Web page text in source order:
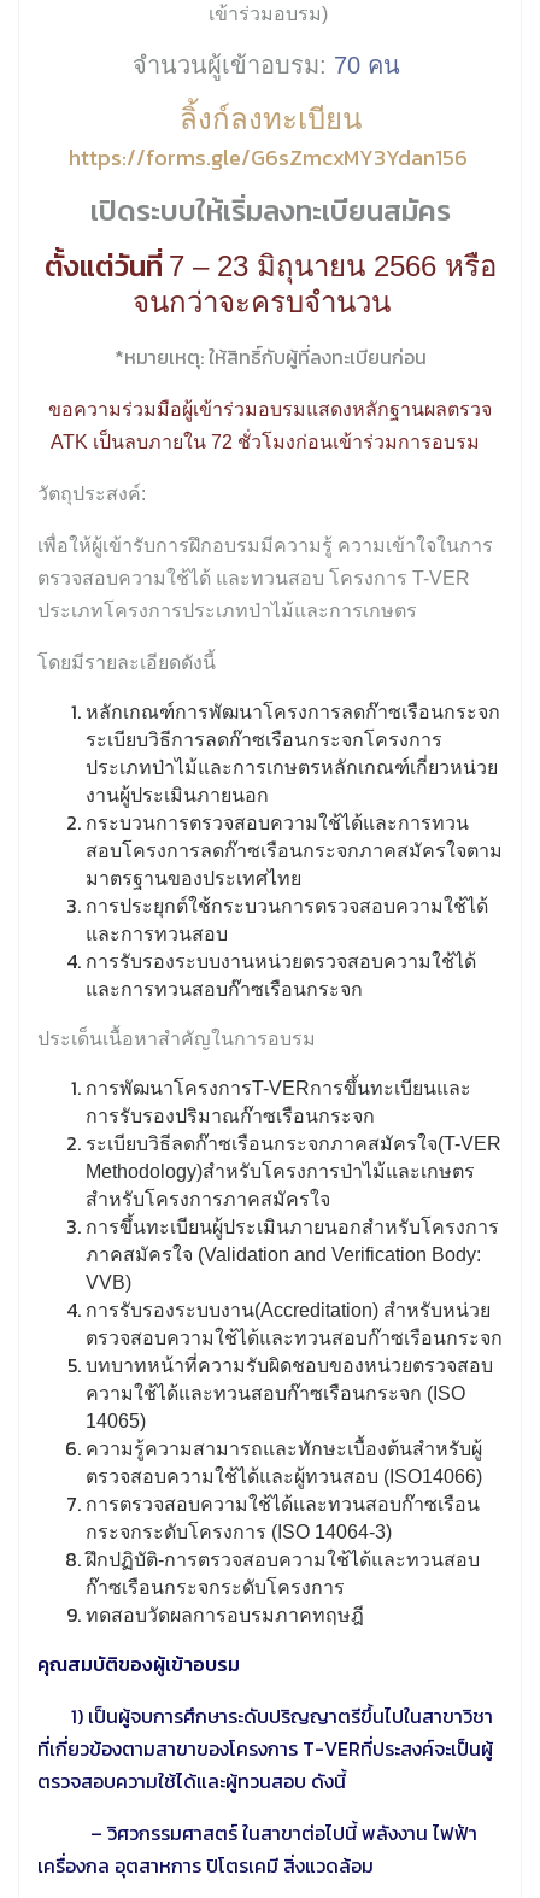
เข้าร่วมอบรม)
จำนวนผู้เข้าอบรม: 70 คน
ลิ้งก์ลงทะเบียน
https://forms.gle/G6sZmcxMY3Ydan156
เปิดระบบให้เริ่มลงทะเบียนสมัคร
ตั้งแต่วันที่ 7 – 23 มิถุนายน 2566 หรือ
จนกว่าจะครบจำนวน
*หมายเหตุ:ให้สิทธิ์กับผู้ที่ลงทะเบียนก่อน
ขอความร่วมมือผู้เข้าร่วมอบรมแสดงหลักฐานผลตรวจ
ATK เป็นลบภายใน 72 ชั่วโมงก่อนเข้าร่วมการอบรม
วัตถุประสงค์:
เพื่อให้ผู้เข้ารับการฝึกอบรมมีความรู้ ความเข้าใจในการ
ตรวจสอบความใช้ได้ และทวนสอบ โครงการ T-VER
ประเภทโครงการประเภทป่าไม้และการเกษตร
โดยมีรายละเอียดดังนี้
หลักเกณฑ์การพัฒนาโครงการลดก๊าซเรือนกระจก
ระเบียบวิธีการลดก๊าซเรือนกระจกโครงการ
ประเภทป่าไม้และการเกษตรหลักเกณฑ์เกี่ยวหน่วย
งานผู้ประเมินภายนอก
กระบวนการตรวจสอบความใช้ได้และการทวน
สอบโครงการลดก๊าซเรือนกระจกภาคสมัครใจตาม
มาตรฐานของประเทศไทย
การประยุกต์ใช้กระบวนการตรวจสอบความใช้ได้
และการทวนสอบ
การรับรองระบบงานหน่วยตรวจสอบความใช้ได้
และการทวนสอบก๊าซเรือนกระจก
ประเด็นเนื้อหาสำคัญในการอบรม
การพัฒนาโครงการT-VERการขึ้นทะเบียนและ
การรับรองปริมาณก๊าซเรือนกระจก
ระเบียบวิธีลดก๊าซเรือนกระจกภาคสมัครใจ(T-VER
Methodology)สำหรับโครงการป่าไม้และเกษตร
สำหรับโครงการภาคสมัครใจ
การขึ้นทะเบียนผู้ประเมินภายนอกสำหรับโครงการ
ภาคสมัครใจ (Validation and Verification Body:
VVB)
การรับรองระบบงาน(Accreditation) สำหรับหน่วย
ตรวจสอบความใช้ได้และทวนสอบก๊าซเรือนกระจก
บทบาทหน้าที่ความรับผิดชอบของหน่วยตรวจสอบ
ความใช้ได้และทวนสอบก๊าซเรือนกระจก (ISO
14065)
ความรู้ความสามารถและทักษะเบื้องต้นสำหรับผู้
ตรวจสอบความใช้ได้และผู้ทวนสอบ (ISO14066)
การตรวจสอบความใช้ได้และทวนสอบก๊าซเรือน
กระจกระดับโครงการ (ISO 14064-3)
ฝึกปฏิบัติ-การตรวจสอบความใช้ได้และทวนสอบ
ก๊าซเรือนกระจกระดับโครงการ
ทดสอบวัดผลการอบรมภาคทฤษฎี
คุณสมบัติของผู้เข้าอบรม
1) เป็นผู้จบการศึกษาระดับปริญญาตรีขึ้นไปในสาขาวิชา
ที่เกี่ยวข้องตามสาขาของโครงการ T-VERที่ประสงค์จะเป็นผู้
ตรวจสอบความใช้ได้และผู้ทวนสอบ ดังนี้
– วิศวกรรมศาสตร์ ในสาขาต่อไปนี้ พลังงาน ไฟฟ้า
เครื่องกล อุตสาหการ ปิโตรเคมี สิ่งแวดล้อม